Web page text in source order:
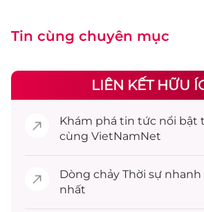
Tin cùng chuyên mục
LIÊN KẾT HỮU
Khám phá tin tức nổi bật
cùng VietNamNet
Dòng chảy Thời sự nhanh
nhất